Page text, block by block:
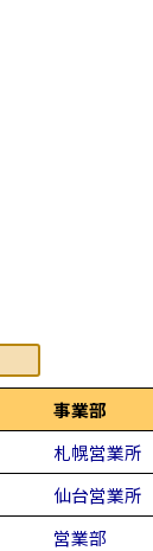
事業部
札幌営業所
仙台営業所
営業部